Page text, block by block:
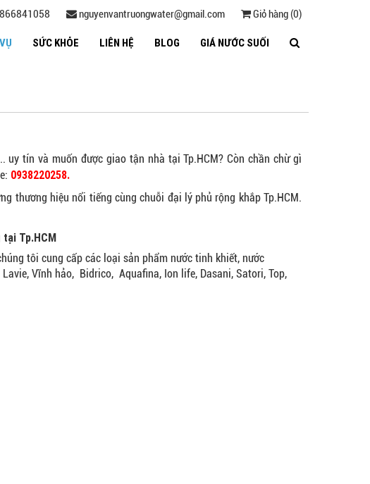
nguyenvantruongwater@gmail.com Giỏ hàng (0)
SỨC KHỎE LIÊN HỆ BLOG GIÁ NƯỚC SUỐI
tín và muốn được giao tận nhà tại Tp.HCM? Còn chần chừ gì
0938220258.
thương hiệu nổi tiếng cùng chuỗi đại lý phủ rộng khắp Tp.HCM.
Tp.HCM
tôi cung cấp các loại sản phẩm nước tinh khiết, nước
Vĩnh hảo, Bidrico, Aquafina, Ion life, Dasani, Satori, Top,